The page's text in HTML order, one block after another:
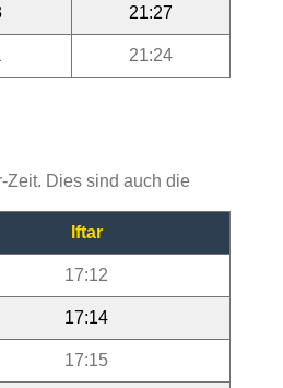
21:27
21:24
Zeit. Dies sind auch die
Iftar
17:12
17:14
17:15